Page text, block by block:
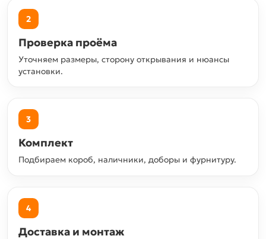
2
Проверка проёма
Уточняем размеры, сторону открывания и нюансы
установки.
3
Комплект
Подбираем короб, наличники, доборы и фурнитуру.
4
Доставка и монтаж